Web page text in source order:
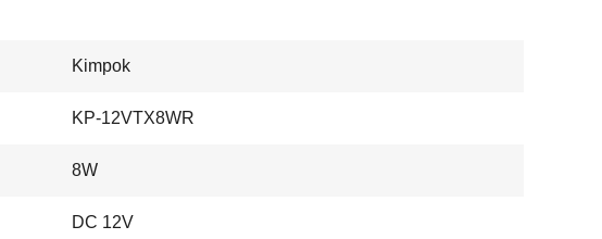
Kimpok
KP-12VTX8WR
8W
DC 12V